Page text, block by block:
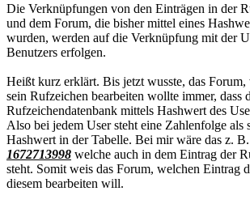
Die Verknüpfungen von den Einträgen in der
und dem Forum, die bisher mittel eines
wurden, werden auf die Verknüpfung mit der
Benutzers erfolgen.
Heißt kurz erklärt. Bis jetzt wusste, das
sein Rufzeichen bearbeiten wollte immer, dass
Rufzeichendatenbank mittels Hashwert des
Also bei jedem User steht eine Zahlenfolge als
Hashwert in der Tabelle. Bei mir wäre das z.
1672713998 welche auch in dem Eintrag der
steht. Somit weis das Forum, welchen Eintrag
diesem bearbeiten will.